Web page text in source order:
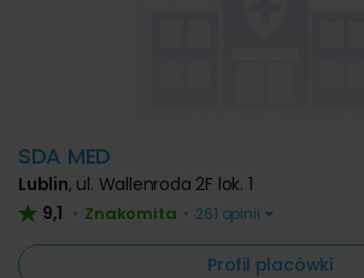
SDA MED
Lublin, ul. Wallenroda 2F lok. 1
9,1 • Znakomita • 261 opinii
Profil placówki